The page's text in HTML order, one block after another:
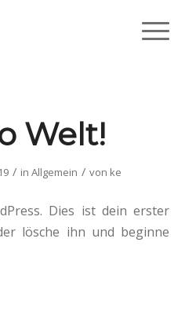
Welt!
/ inAllgemein / von ke
Dies ist dein erster
lösche ihn und beginne